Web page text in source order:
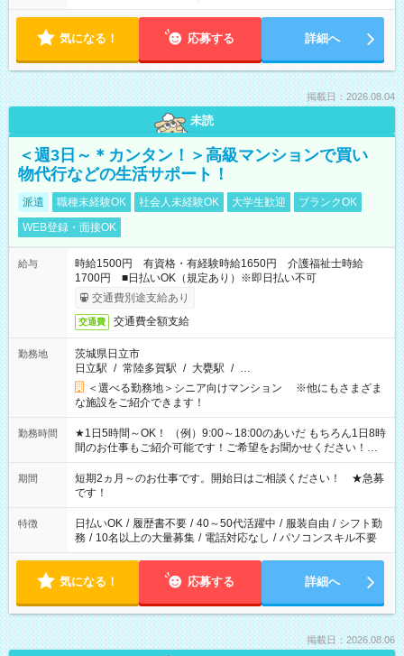
気になる！ 応募する 詳細へ
掲載日：2026.08.04
未読
＜週3日～＊カンタン！＞高級マンションで買い
物代行などの生活サポート！
派遣 職種未経験OK 社会人未経験OK 大学生歓迎
ブランクOK
WEB登録・面接OK
給与
時給1500円 有資格・有経験時給1650円 介護福祉士時給
1700円 ■日払いOK（規定あり）※即日払い不可
交通費別途支給あり
交通費 交通費全額支給
勤務地
茨城県日立市
日立駅 / 常陸多賀駅 / 大甕駅 / …
＜選べる勤務地＞シニア向けマンション ※他にもさまざま
な施設をご紹介できます！
勤務時間
★1日5時間～OK！ （例）9:00～18:00のあいだ もちろん1日8時
間のお仕事もご紹介可能です！ご希望をお聞かせください！★
家庭の都合でお休みが必要な場合も遠慮なくご相談ください。
※週最低15時間以上の勤務が必要です
期間
短期2ヵ月～のお仕事です。開始日はご相談ください！ ★急募
です！
特徴 日払いOK / 履歴書不要 / 40～50代活躍中 / 服装自由 / シフト勤
務 / 10名以上の大量募集 / 電話対応なし / パソコンスキル不要
気になる！ 応募する 詳細へ
掲載日：2026.08.06